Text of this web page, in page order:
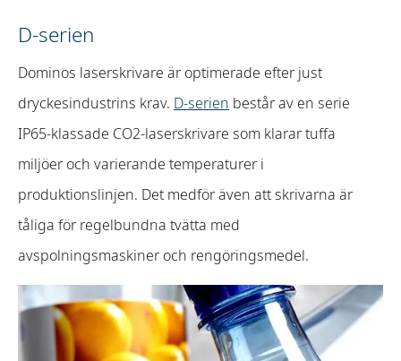
D-serien
Dominos laserskrivare är optimerade efter just
dryckesindustrins krav. D-serien består av en serie
IP65-klassade CO2-laserskrivare som klarar tuffa
miljöer och varierande temperaturer i
produktionslinjen. Det medför även att skrivarna är
tåliga för regelbundna tvätta med
avspolningsmaskiner och rengöringsmedel.